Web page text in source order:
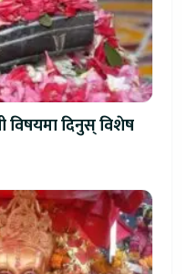
विषयमा दिनुस् विशेष